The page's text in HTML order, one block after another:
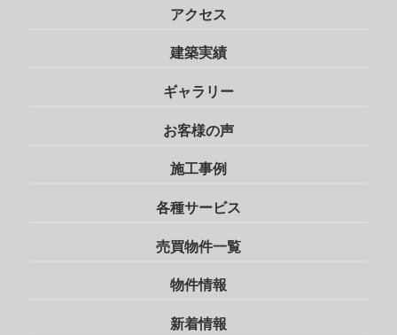
アクセス
建築実績
ギャラリー
お客様の声
施工事例
各種サービス
売買物件一覧
物件情報
新着情報